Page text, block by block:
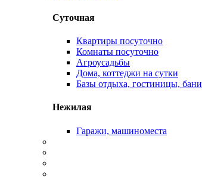
Суточная
Квартиры посуточно
Комнаты посуточно
Агроусадьбы
Дома, коттеджи на сутки
Базы отдыха, гостиницы, бани
Нежилая
Гаражи, машиноместа